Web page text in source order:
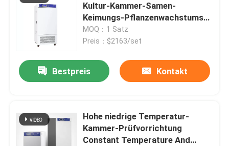
Kultur-Kammer-Samen-
Keimungs-Pflanzenwachstums-
Kammer
MOQ：1 Satz
Preis：$2163/set
Bestpreis Kontakt
Hohe niedrige Temperatur-
Kammer-Prüfvorrichtung
Constant Temperature And